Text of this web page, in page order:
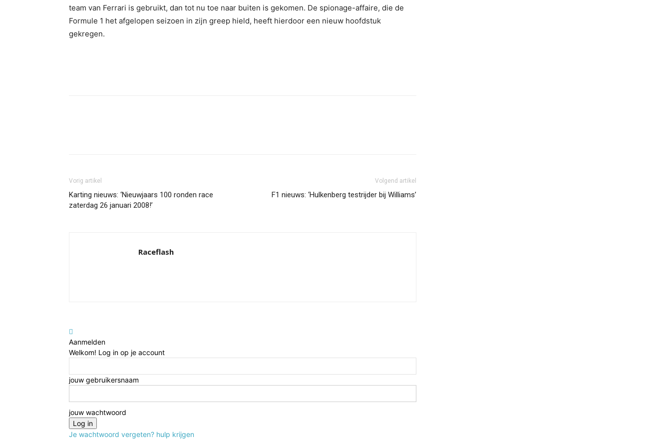
team van Ferrari is gebruikt, dan tot nu toe naar buiten is gekomen. De spionage-affaire, die de
Formule 1 het afgelopen seizoen in zijn greep hield, heeft hierdoor een nieuw hoofdstuk
gekregen.
Vorig artikel
Karting nieuws: ‘Nieuwjaars 100 ronden race
zaterdag 26 januari 2008!’
Volgend artikel
F1 nieuws: ‘Hulkenberg testrijder bij Williams’
Raceflash
Aanmelden
Welkom! Log in op je account
jouw gebruikersnaam
jouw wachtwoord
Je wachtwoord vergeten? hulp krijgen